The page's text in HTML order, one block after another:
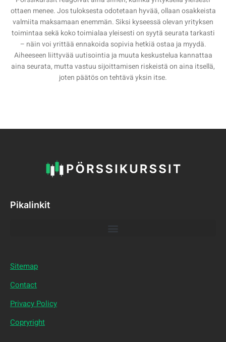
ottaen menee. Jos tuloksesta odotetaan hyvää, ollaan osakkeista
valmiita maksamaan enemmän. Siksi kyseessä olevan yrityksen
toimintaa sekä koko toimialaa yleisesti on syytä seurata tarkasti
– näin voi yrittää ennakoida sopivia hetkiä ostaa ja myydä.
Aiheeseen liittyvää uutisointia ja muuta keskustelua kannattaa
aina seurata, mutta vastuu sijoittamisen riskeistä on aina itsellä,
joten päätös on tehtävä yksin itse.
Pikalinkit
Sitemap
Contact
Privacy Policy
Copryright